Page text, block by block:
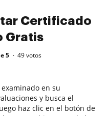
Certificado
Gratis
5 49votos
en su
y busca el
haz clic en el botón de